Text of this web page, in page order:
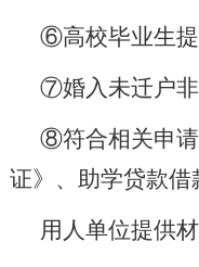
⑥高校毕业生
⑦婚入未迁户非
⑧符合相关申请
证》、助学贷款借
用人单位提供